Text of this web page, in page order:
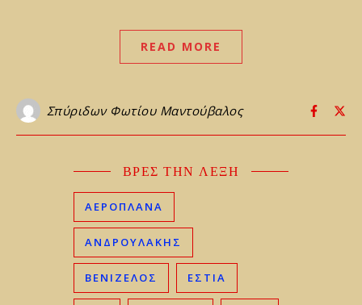
READ MORE
Σπύριδων Φωτίου Μαντούβαλος
ΒΡΕΣ ΤΗΝ ΛΕΞΗ
ΑΕΡΟΠΛΑΝΑ
ΑΝΔΡΟΥΛΑΚΗΣ
ΒΕΝΙΖΈΛΟΣ ΕΣΤΙΑ